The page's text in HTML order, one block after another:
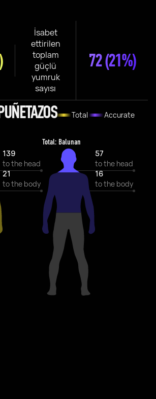
İsabet
ettirilen
toplam
güçlü
yumruk
sayısı
72(21%)
Total Accurate
139
to the head
21
to the body
Total: Balunan
57
to the head
16
to the body